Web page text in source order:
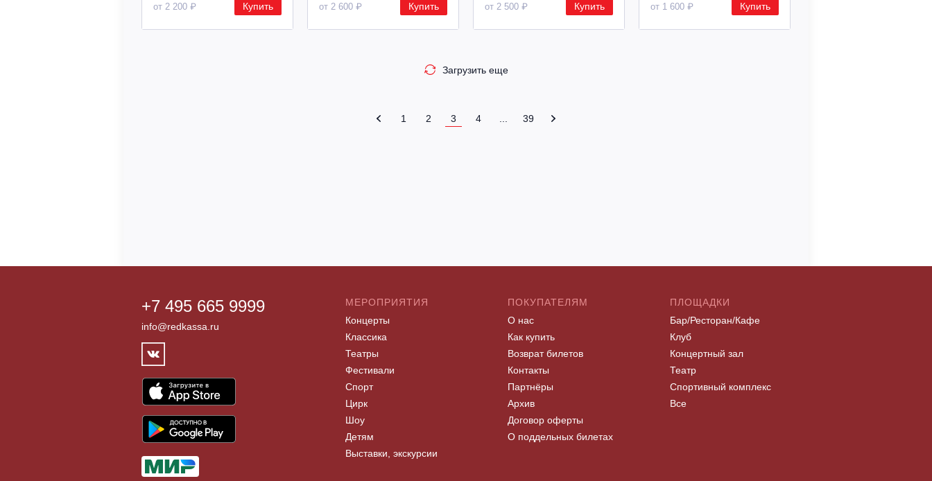
от 2 200 ₽ Купить от 2 600 ₽ Купить от 2 500 ₽ Купить от 1 600 ₽ Купить
Загрузить еще
1 2 3 4 39
+7 495 665 9999
info@redkassa.ru
МЕРОПРИЯТИЯ
Концерты
Классика
Театры
Фестивали
Спорт
Цирк
Шоу
Детям
Выставки, экскурсии
ПОКУПАТЕЛЯМ
О нас
Как купить
Возврат билетов
Контакты
Партнёры
Архив
Договор оферты
О поддельных билетах
ПЛОЩАДКИ
Бар/Ресторан/Кафе
Клуб
Концертный зал
Театр
Спортивный комплекс
Все